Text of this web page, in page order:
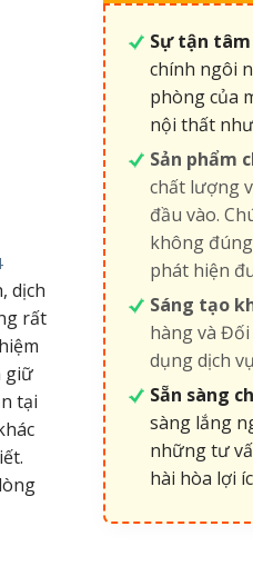
dịch
rất
giữ
tại
Sự tận
chính ngôi
phòng của
nội thất
Sản phẩm
chất lượng
đầu vào.
không
phát hiện
Sáng tạo
hàng và
dụng dịch
Sẵn sàng
sàng lắng
những tư
hài hòa lợi